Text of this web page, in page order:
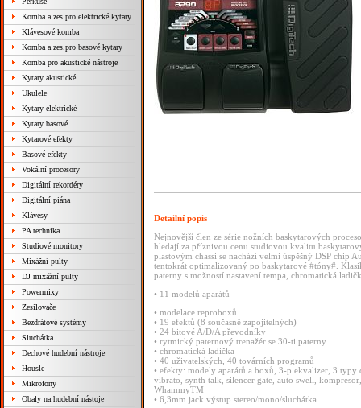
Komba a zes.pro elektrické kytary
Klávesové komba
Komba a zes.pro basové kytary
Komba pro akustické nástroje
Kytary akustické
Ukulele
Kytary elektrické
Kytary basové
Kytarové efekty
Basové efekty
Vokální procesory
Digitální rekordéry
Digitální piána
Klávesy
PA technika
Studiové monitory
Mixážní pulty
DJ mixážní pulty
Powermixy
Zesilovače
Bezdrátové systémy
Sluchátka
Dechové hudební nástroje
Housle
Mikrofony
Obaly na hudební nástoje
Detailní popis
Nejnovější člen ze série nožních baskytarových
hledají za příznivou cenu studiovou kvalitu
plastovým chassi se nachází velmi úspěšný DSP chip
tentokrát optimalizovaný po baskytarové #tóny#.
paterny s možností nastavení tempa, chromatická
• 11 modelů aparátů
• modelace reproboxů
• 19 efektů (8 současně zapojitelných)
• 24 bitové A/D/A převodníky
• rytmický paternový trenažér se 30-ti paterny
• chromatická ladička
• 40 uživatelských, 40 továrních programů
• efekty: modely aparátů a boxů, 3-p ekvalizer, 3 typy
vibrato, synth talk, silencer gate, auto swell,
WhammyTM
• 6,3mm jack výstup stereo/mono/sluchátka